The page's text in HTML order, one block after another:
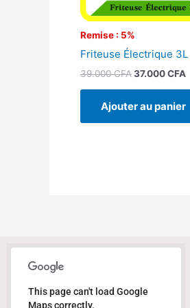
Remise : 5%
Friteuse Électrique 3L
39.000CFA37.000CFA
Ajouter au panier
This page can't load Google
Maps correctly.